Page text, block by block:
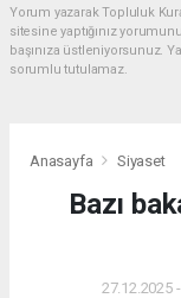
Yorum yazarak Topluluk
sitesine yaptığınız
başınıza üstleniyorsunuz.
sorumlu tutulamaz.
Anasayfa Siyaset
Bazı
27.12.2025